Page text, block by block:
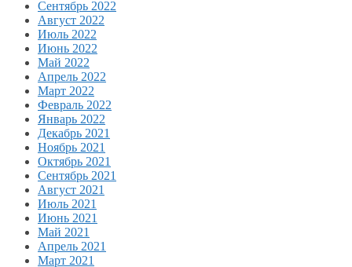
Сентябрь 2022
Август 2022
Июль 2022
Июнь 2022
Май 2022
Апрель 2022
Март 2022
Февраль 2022
Январь 2022
Декабрь 2021
Ноябрь 2021
Октябрь 2021
Сентябрь 2021
Август 2021
Июль 2021
Июнь 2021
Май 2021
Апрель 2021
Март 2021